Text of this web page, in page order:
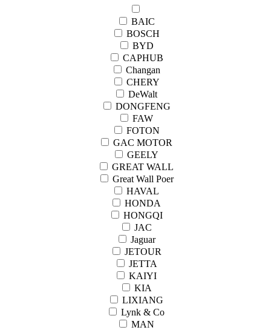
BAIC
BOSCH
BYD
CAPHUB
Changan
CHERY
DeWalt
DONGFENG
FAW
FOTON
GAC MOTOR
GEELY
GREAT WALL
Great Wall Рoer
HAVAL
HONDA
HONGQI
JAC
Jaguar
JETOUR
JETTA
KAIYI
KIA
LIXIANG
Lynk & Co
MAN